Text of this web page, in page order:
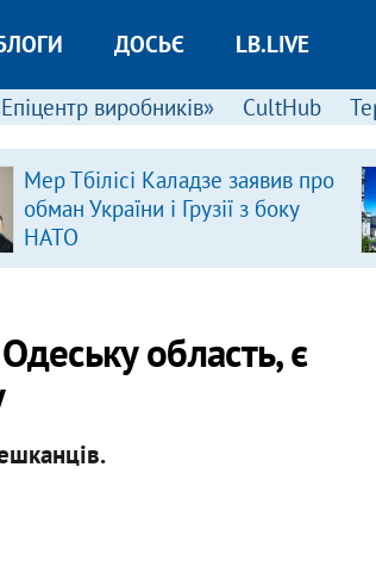
ДОСЬЄ LB.LIVE
виробників» CultHub
Мер Тбілісі Каладзе заявив про
обман України і Грузії з боку
НАТО
область, є